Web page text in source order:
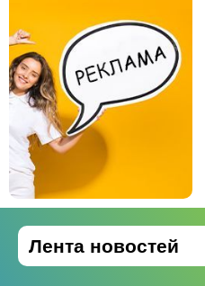
Лента новостей